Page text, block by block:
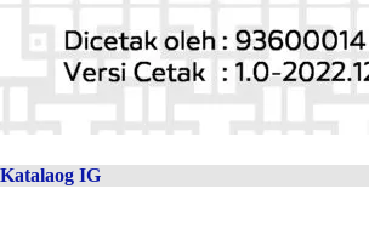
Katalaog IG